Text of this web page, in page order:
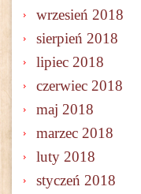
wrzesień 2018
sierpień 2018
lipiec 2018
czerwiec 2018
maj 2018
marzec 2018
luty 2018
styczeń 2018